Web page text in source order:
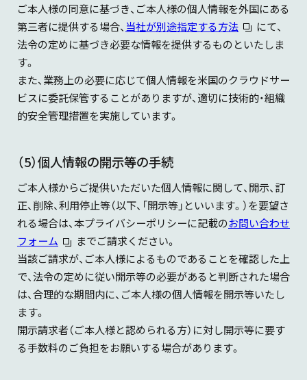
ご本人様の同意に基づき、ご本人様の個人情報を外国にある
第三者に提供する場合、 当社が別途指定する方法
にて、
法令の定めに基づき必要な情報を提供するものといたしま
す。
また、業務上の必要に応じて個人情報を米国のクラウドサー
ビスに委託保管することがありますが、適切に技術的・組織
的安全管理措置を実施しています。
（5）個人情報の開示等の手続
ご本人様からご提供いただいた個人情報に関して、開示、訂
正、削除、利用停止等（以下、「開示等」といいます。）を要望さ
れる場合は、本プライバシーポリシーに記載のお問い合わせ
フォーム
までご請求ください。
当該ご請求が、ご本人様によるものであることを確認した上
で、法令の定めに従い開示等の必要があると判断された場合
は、合理的な期間内に、ご本人様の個人情報を開示等いたし
ます。
開示請求者（ご本人様と認められる方）に対し開示等に要す
る手数料のご負担をお願いする場合があります。